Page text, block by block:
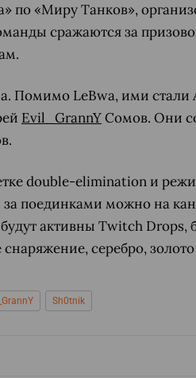
по «Миру Танков»,
сражаются за
Помимо LeBwa, ими стали
Evil_GrannYСомов. Они
double-elimination и
поединками можно на
активны Twitch Drops,
серебро, золото
Sh0tnik